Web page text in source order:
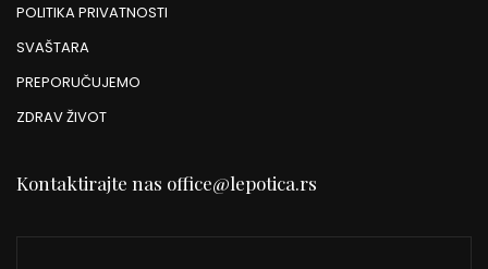
POLITIKA PRIVATNOSTI
SVAŠTARA
PREPORUČUJEMO
ZDRAV ŽIVOT
Kontaktirajte nas office@lepotica.rs